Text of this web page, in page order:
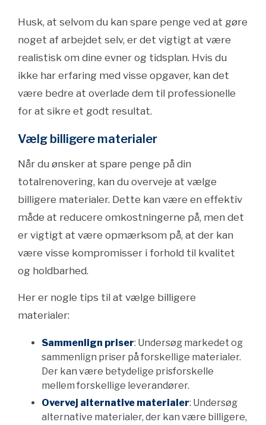
Husk, at selvom du kan spare penge ved at gøre
noget af arbejdet selv, er det vigtigt at være
realistisk om dine evner og tidsplan. Hvis du
ikke har erfaring med visse opgaver, kan det
være bedre at overlade dem til professionelle
for at sikre et godt resultat.
Vælg billigere materialer
Når du ønsker at spare penge på din
totalrenovering, kan du overveje at vælge
billigere materialer. Dette kan være en effektiv
måde at reducere omkostningerne på, men det
er vigtigt at være opmærksom på, at der kan
være visse kompromisser i forhold til kvalitet
og holdbarhed.
Her er nogle tips til at vælge billigere
materialer:
Sammenlign priser: Undersøg markedet og
sammenlign priser på forskellige materialer.
Der kan være betydelige prisforskelle
mellem forskellige leverandører.
Overvej alternative materialer: Undersøg
alternative materialer, der kan være billigere,